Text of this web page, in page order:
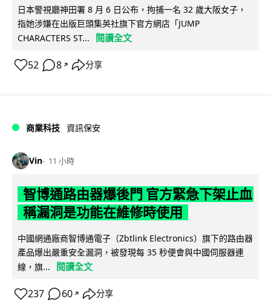
日本警視廳神田署 8 月 6 日公布，拘捕一名 32 歲大阪女子，
指她涉嫌在出版巨頭集英社旗下官方網店「JUMP
CHARACTERS ST...
閱讀全文
52 8 ↗ 分享
商業科技 資訊保安
Vin 11 小時
智博通路由器爆後門 官方緊急下架止血
稱漏洞是功能在維修時使用
中國網通廠商智博通電子（Zbtlink Electronics）旗下的路由器
產品爆出嚴重安全漏洞，被發現每 35 秒便會與中國伺服器連
線，旗...
閱讀全文
237 60 ↗ 分享